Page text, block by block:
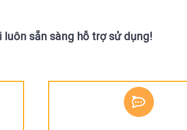
sẵn sàng hỗ trợ sử dụng!